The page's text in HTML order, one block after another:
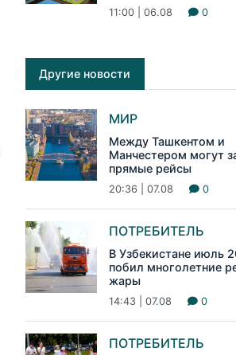
11:00 | 06.08 0
Другие новости
МИР
Между Ташкентом и
Манчестером могут
прямые рейсы
20:36 | 07.08 0
ПОТРЕБИТЕЛЬ
В Узбекистане июль
побил многолетние
жары
14:43 | 07.08 0
ПОТРЕБИТЕЛЬ